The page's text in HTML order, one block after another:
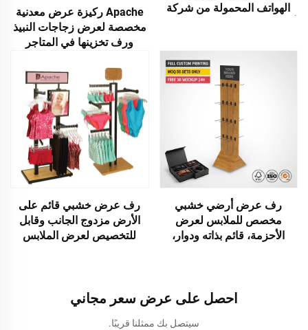
Apache ركيزة عرض معدنية
مخصصة لعرض زجاجات النبيذ
ورف تخزينها في المتاجر
الهواتف المحمولة من شركة
رف عرض خشبي قائم على
الأرض مزدوج الجانب وقابل
للتخصيص لعرض الملابس
رف عرض أرضي خشبي
مخصص للملابس لعرض
الأحزمة، قائم بذاته ودوار،
احصل على عرض سعر مجاني
سيتصل بك ممثلنا قريبًا.